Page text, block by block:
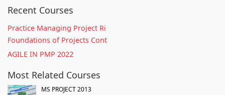
Recent Courses
Practice Managing Project Ri
Foundations of Projects Cont
AGILE IN PMP 2022
Most Related Courses
MS PROJECT 2013